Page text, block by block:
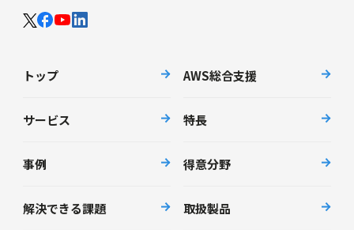
トップ AWS総合支援
サービス 特長
事例 得意分野
解決できる課題 取扱製品